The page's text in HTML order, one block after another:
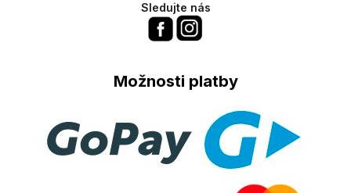
Sledujte nás
Možnosti platby